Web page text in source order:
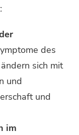
des
sich mit
und
und
im